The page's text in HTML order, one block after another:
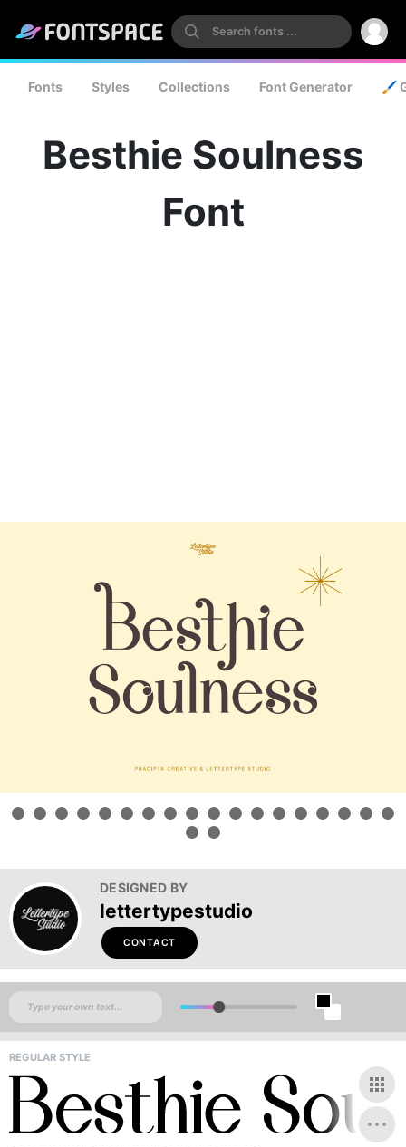
Fonts Styles Collections Font Generator 🖌️
Besthie Soulness
Font
DESIGNED BY
lettertypestudio
CONTACT
REGULAR STYLE